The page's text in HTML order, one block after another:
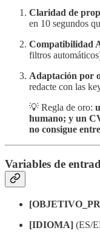
Claridad de
en 10 segundos
Compatibilidad
filtros
Adaptación por
redacte con las
💡 Regla de oro:
humano; y un
no consigue
Variables de
[IDIOMA] (ES/